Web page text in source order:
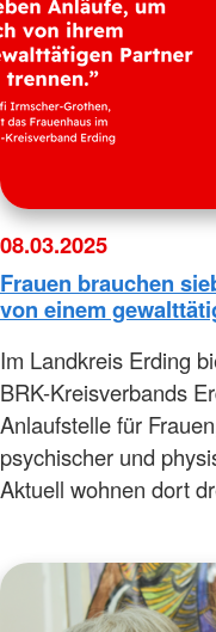
08.03.2025
Frauen brauchen
von einem
Im Landkreis Erding
BRK-Kreisverbands
Anlaufstelle für
psychischer und
Aktuell wohnen dort